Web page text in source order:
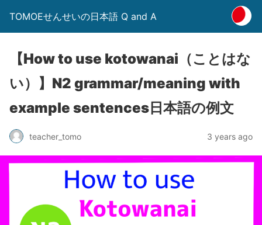
TOMOEせんせいの日本語 Q and A
【How to use kotowanai（ことはな
い）】N2 grammar/meaning with
example sentences日本語の例文
teacher_tomo 3 years ago